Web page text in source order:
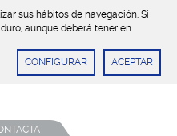
sus hábitos de navegación. Si
aunque deberá tener en
ACEPTAR
CONFIGURAR